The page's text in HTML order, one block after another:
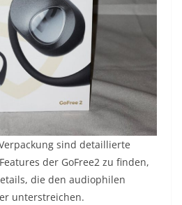
sind detaillierte
der GoFree2 zu finden,
die den audiophilen
unterstreichen.